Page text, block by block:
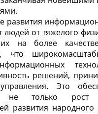
развития
людей от тяжелого
на более
что
решений,
Это
не только рост
развития